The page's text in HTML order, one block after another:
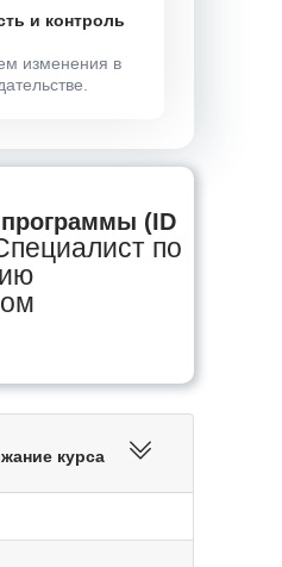
и контроль
изменения в
(ID
по
курса